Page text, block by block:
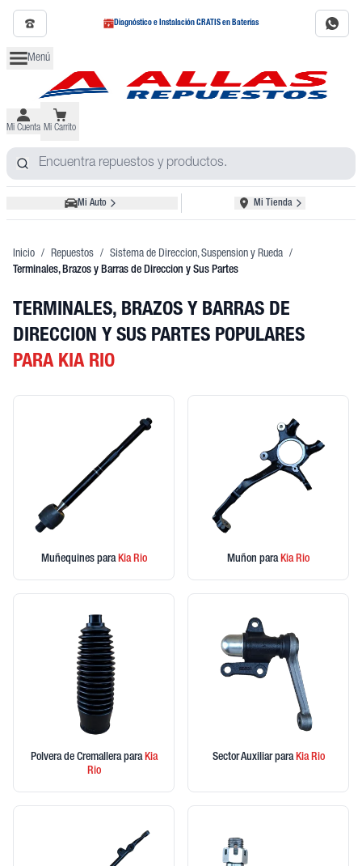
Diagnóstico e Instalación GRATIS en Baterías
Menú
Mi Cuenta Mi Carrito
Mi Auto Mi Tienda
Inicio / Repuestos / Sistema de Direccion, Suspension y Rueda /
Terminales, Brazos y Barras de Direccion y Sus Partes
TERMINALES, BRAZOS Y BARRAS DE
DIRECCION Y SUS PARTES POPULARES
PARA KIA RIO
Muñequines paraKiaRio Muñon paraKiaRio
Polvera de Cremallera paraKia
Rio
Sector Auxiliar paraKiaRio